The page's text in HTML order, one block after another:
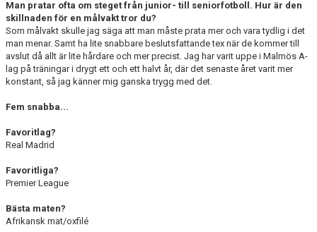
Man pratar ofta om steget från junior- till seniorfotboll. Hur är den
skillnaden för en målvakt tror du?
Som målvakt skulle jag säga att man måste prata mer och vara tydlig i det
man menar. Samt ha lite snabbare beslutsfattande tex när de kommer till
avslut då allt är lite hårdare och mer precist. Jag har varit uppe i Malmös A-
lag på träningar i drygt ett och ett halvt år, där det senaste året varit mer
konstant, så jag känner mig ganska trygg med det.
Fem snabba...
Favoritlag?
Real Madrid
Favoritliga?
Premier League
Bästa maten?
Afrikansk mat/oxfilé